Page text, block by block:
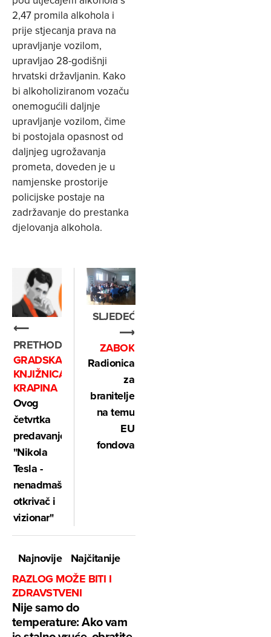
2,47 promila alkohola i
prije stjecanja prava na
upravljanje vozilom,
upravljao 28-godišnji
hrvatski državljanin. Kako
bi alkoholiziranom vozaču
onemogućili daljnje
upravljanje vozilom, čime
bi postojala opasnost od
daljnjeg ugrožavanja
prometa, doveden je u
namjenske prostorije
policijske postaje na
zadržavanje do prestanka
djelovanja alkohola.
⟵
PRETHODNO
GRADSKA
KNJIŽNICA
KRAPINA
Ovog
četvrtka
predavanje
"Nikola
Tesla -
nenadmašni
otkrivač i
vizionar"
SLJEDEĆE
⟶
ZABOK
Radionica
za
branitelje
na temu
EU
fondova
Najnovije
Najčitanije
RAZLOG MOŽE BITI I
ZDRAVSTVENI
Nije samo do
temperature: Ako vam